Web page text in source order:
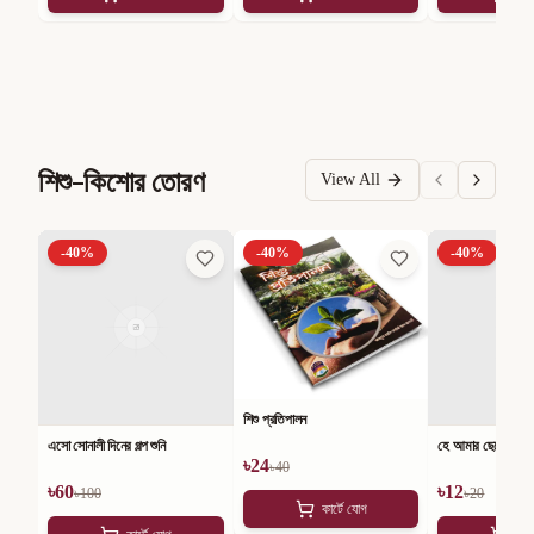
শিশু-কিশোর তোরণ View All
-40%
এসো সোনালী দিনের গল্প শুনি
৳60৳100
-40%
শিশু প্রতিপালন
৳24৳40
কার্টে যোগ
-40%
হে আমার ছেলে
৳12৳20